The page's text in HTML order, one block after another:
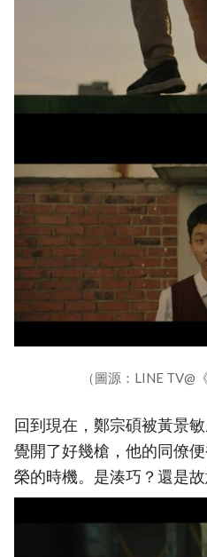
（圖源：LINE TV@
回到現在，鄭宗碩被黃景
覺開了好幾槍，他的同僚
榮的時機。是湊巧？還是故